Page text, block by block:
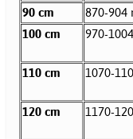
90 cm 870-904
100 cm
970-
110 cm
1070-
120 cm
1170-